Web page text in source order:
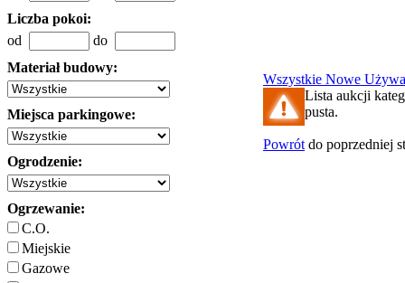
Liczba pokoi:
od
do
Materiał budowy:
Miejsca parkingowe:
Ogrodzenie:
Ogrzewanie:
C.O.
Miejskie
Gazowe
Wszystkie Nowe
Lista aukcji
pusta.
Powrót do poprzedniej